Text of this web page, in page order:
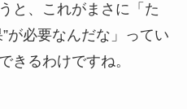
と、これがまさに「た
が必要なんだな」ってい
きるわけですね。